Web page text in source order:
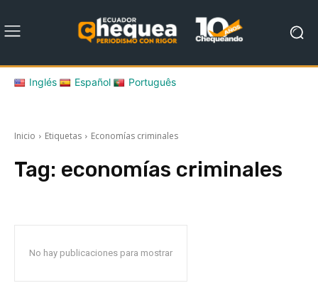
Inglés Español Português
Inicio Etiquetas Economías criminales
Tag: economías criminales
No hay publicaciones para mostrar